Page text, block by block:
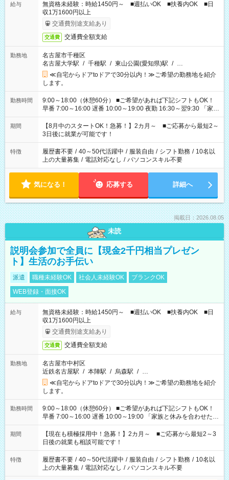
給与
無資格未経験：時給1450円～ ■週払いOK ■扶養内OK ■日
収1万1600円以上
交通費別途支給あり
交通費 交通費全額支給
勤務地
名古屋市千種区
名古屋大学駅 / 千種駅 / 東山公園(愛知県)駅 / …
≪自宅からドアtoドアで30分以内！≫ご希望の勤務地を紹介
します。
勤務時間
9:00～18:00（休憩60分） ■ご希望があれば下記シフトもOK！
早番 7:00～16:00 遅番 10:00～19:00 夜勤 16:30～翌9:30 「家族
と休みを合わせたい」 「余裕を持って夕飯の準備がしたい」
「できれば残業はしたくない」 など、ご希望を教えてください
ね。 ※Wワーク希望の方へ 今ご覧のお仕事で希望する勤務時間
と、もう1つのお仕事の勤務時間。 合計で週40時間を超える場
合は応募できません。
期間
【8月中のスタートOK！急募！】2カ月～ ■ご応募から最短2～
3日後に就業が可能です！
特徴 履歴書不要 / 40～50代活躍中 / 服装自由 / シフト勤務 / 10名以
上の大量募集 / 電話対応なし / パソコンスキル不要
気になる！ 応募する 詳細へ
掲載日：2026.08.05
未読
説明会参加で全員に【現金2千円相当プレゼン
ト】生活のお手伝い
派遣 職種未経験OK 社会人未経験OK
ブランクOK
WEB登録・面接OK
給与
無資格未経験：時給1450円～ ■週払いOK ■扶養内OK ■日
収1万1600円以上
交通費別途支給あり
交通費 交通費全額支給
勤務地
名古屋市中村区
近鉄名古屋駅 / 本陣駅 / 烏森駅 / …
≪自宅からドアtoドアで30分以内！≫ご希望の勤務地を紹介
します。
勤務時間
9:00～18:00（休憩60分） ■ご希望があれば下記シフトもOK！
早番 7:00～16:00 遅番 10:00～19:00 「家族と休みを合わせた
い」 「余裕を持って夕飯の準備がしたい」 「できれば残業はし
たくない」 など、ご希望を教えてくださいね。 ※Wワーク希望
の方へ 今ご覧のお仕事で希望する勤務時間と、もう1つのお仕事
の勤務時間。 合計で週40時間を超える場合は応募できません。
期間
【現在も積極採用中！急募！】2カ月～ ■ご応募から最短2～3
日後の就業も相談可能です！
特徴 履歴書不要 / 40～50代活躍中 / 服装自由 / シフト勤務 / 10名以
上の大量募集 / 電話対応なし / パソコンスキル不要